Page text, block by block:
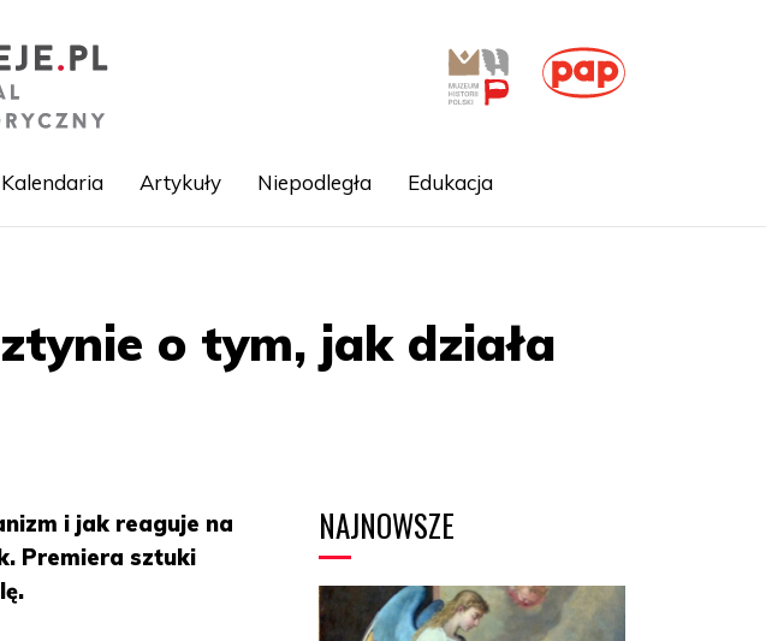
Kalendaria Artykuły Niepodległa Edukacja
o tym, jak działa
i jak reaguje na
Premiera sztuki
NAJNOWSZE